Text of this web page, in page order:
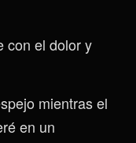
con el dolor y
mientras el
en un